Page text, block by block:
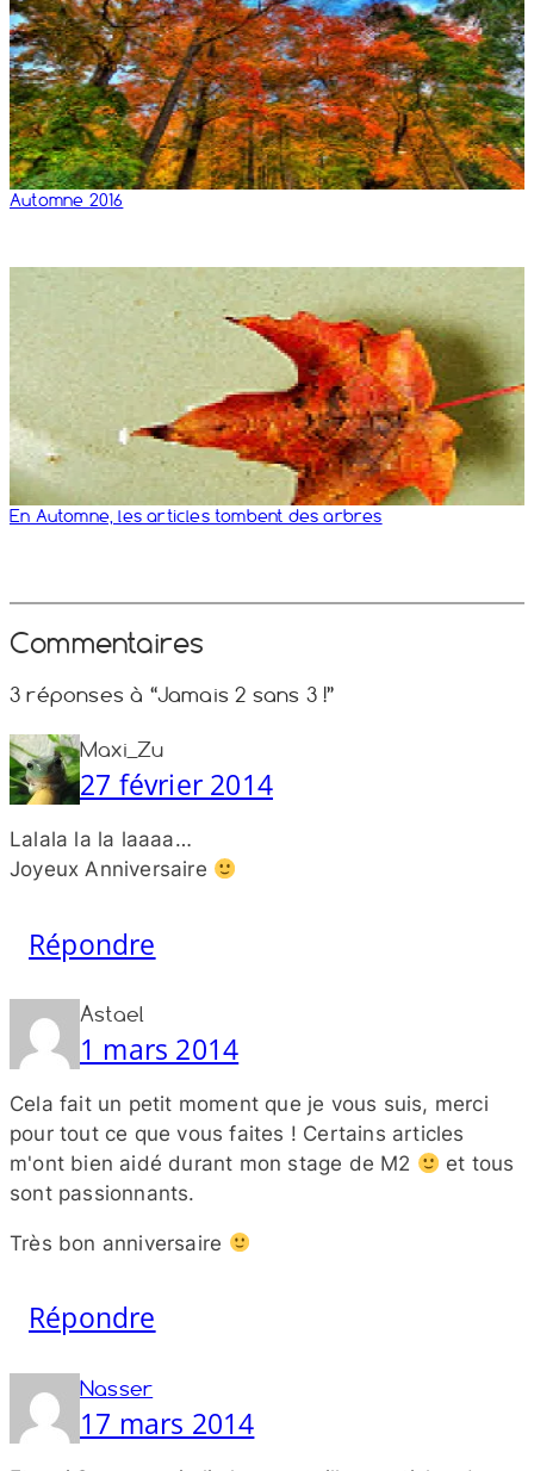
Automne 2016
En Automne, les articles tombent des arbres
Commentaires
3 réponses à “Jamais 2 sans 3 !”
Maxi_Zu
27 février 2014
Lalala la la laaaa…
Joyeux Anniversaire
Répondre
Astael
1 mars 2014
Cela fait un petit moment que je vous suis, merci
pour tout ce que vous faites ! Certains articles
m'ont bien aidé durant mon stage de M2
et tous
sont passionnants.
Très bon anniversaire
Répondre
Nasser
17 mars 2014